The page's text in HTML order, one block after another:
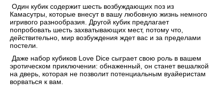
Один кубик содержит шесть возбуждающих поз из
Камасутры, которые внесут в вашу любовную жизнь немного
игривого разнообразия. Другой кубик предлагает
попробовать шесть захватывающих мест, потому что,
действительно, мир возбуждения ждет вас и за пределами
постели.
Даже набор кубиков Love Dice сыграет свою роль в вашем
эротическом приключении: обнаженный, он станет вешалкой
на дверь, которая не позволит потенциальным вуайеристам
ворваться к вам.